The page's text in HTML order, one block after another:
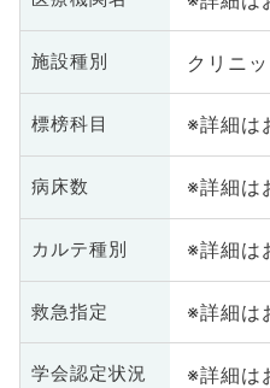
施設種別 クリニ
標榜科目 ※詳細は
病床数 ※詳細は
カルテ種別 ※詳細は
救急指定 ※詳細は
学会認定状況 ※詳細は